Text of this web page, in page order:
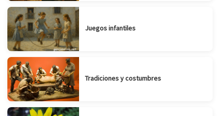
Juegos infantiles
Tradiciones y costumbres